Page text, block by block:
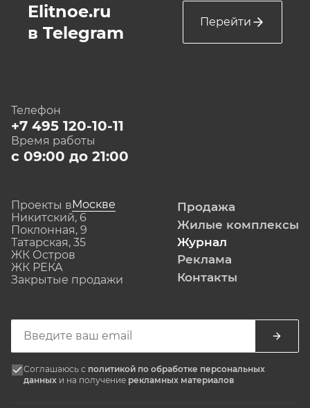
Elitnoe.ru
в Telegram
Перейти
Телефон
+7 495 120-10-11
Время работы
с 09:00 до 21:00
Проекты вМоскве
Никитский, 6
Поклонная, 9
Татарская, 35
ЖК Остров
ЖК РЕКА
Закрытые продажи
Продажа
Жилые комплексы
Журнал
Реклама
Контакты
Соглашаюсь с политикой по обработке персональных
данных и на получение рекламных материалов